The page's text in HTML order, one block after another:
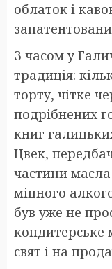
облаток і
З часом у
традиція:
торту, чітке
подрібнених
книг
Цвек,
частини
міцного
був уже не
кондитерське
свят і на